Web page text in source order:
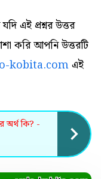
এই প্রশ্নর উত্তর
করি আপনি উত্তরটি
kobita.comএই
অর্থ কি? -